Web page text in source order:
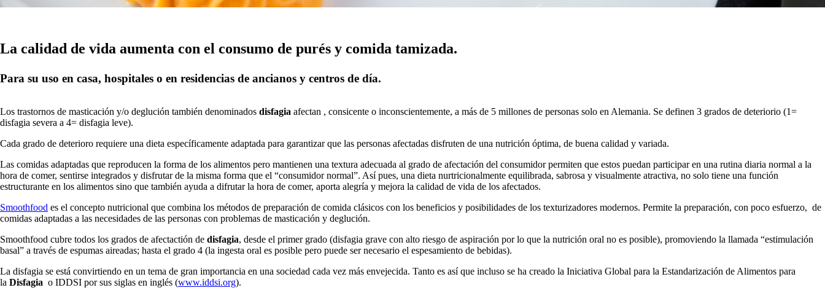
La calidad de vida aumenta con el consumo de purés y comida tamizada.
Para su uso en casa, hospitales o en residencias de ancianos y centros de día.
Los trastornos de masticación y/o deglución también denominados disfagia afectan , consicente o inconscientemente, a más de 5 millones de personas solo en Alemania. Se definen 3 grados de deteriorio (1=
disfagia severa a 4= disfagia leve).
Cada grado de deterioro requiere una dieta específicamente adaptada para garantizar que las personas afectadas disfruten de una nutrición óptima, de buena calidad y variada.
Las comidas adaptadas que reproducen la forma de los alimentos pero mantienen una textura adecuada al grado de afectación del consumidor permiten que estos puedan participar en una rutina diaria normal a la
hora de comer, sentirse integrados y disfrutar de la misma forma que el “consumidor normal”. Así pues, una dieta nurtricionalmente equilibrada, sabrosa y visualmente atractiva, no solo tiene una función
estructurante en los alimentos sino que también ayuda a difrutar la hora de comer, aporta alegría y mejora la calidad de vida de los afectados.
Smoothfood es el concepto nutricional que combina los métodos de preparación de comida clásicos con los beneficios y posibilidades de los texturizadores modernos. Permite la preparación, con poco esfuerzo, de
comidas adaptadas a las necesidades de las personas con problemas de masticación y deglución.
Smoothfood cubre todos los grados de afectactión de disfagia, desde el primer grado (disfagia grave con alto riesgo de aspiración por lo que la nutrición oral no es posible), promoviendo la llamada “estimulación
basal” a través de espumas aireadas; hasta el grado 4 (la ingesta oral es posible pero puede ser necesario el espesamiento de bebidas).
La disfagia se está convirtiendo en un tema de gran importancia en una sociedad cada vez más envejecida. Tanto es así que incluso se ha creado la Iniciativa Global para la Estandarización de Alimentos para
la Disfagia o IDDSI por sus siglas en inglés (www.iddsi.org).